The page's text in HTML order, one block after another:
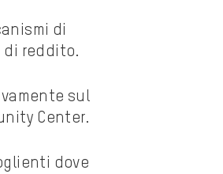
di
di reddito.
sul
Center.
dove